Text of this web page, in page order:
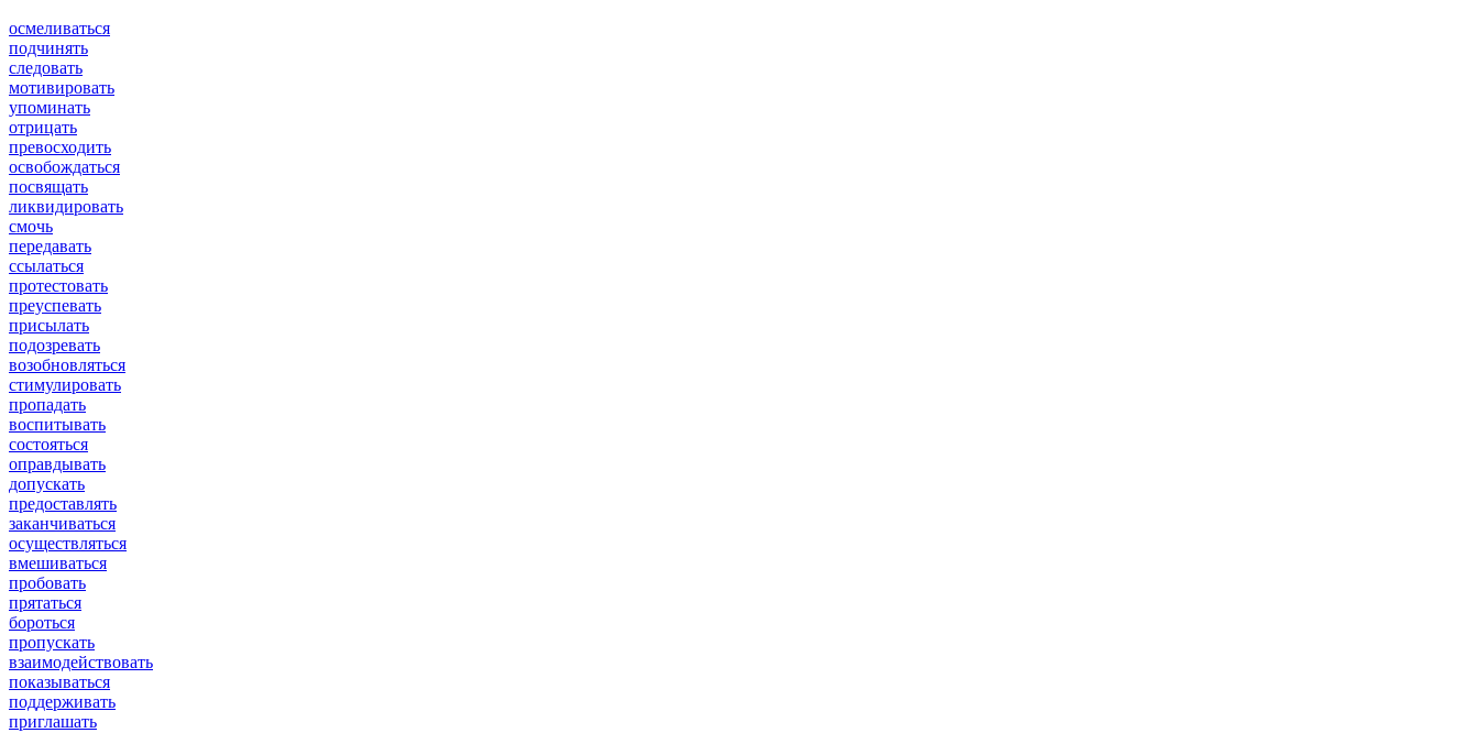
осмеливаться
подчинять
следовать
мотивировать
упоминать
отрицать
превосходить
освобождаться
посвящать
ликвидировать
смочь
передавать
ссылаться
протестовать
преуспевать
присылать
подозревать
возобновляться
стимулировать
пропадать
воспитывать
состояться
оправдывать
допускать
предоставлять
заканчиваться
осуществляться
вмешиваться
пробовать
прятаться
бороться
пропускать
взаимодействовать
показываться
поддерживать
приглашать